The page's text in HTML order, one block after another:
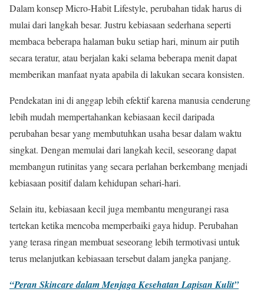
Dalam konsep Micro-Habit Lifestyle, perubahan tidak harus di
mulai dari langkah besar. Justru kebiasaan sederhana seperti
membaca beberapa halaman buku setiap hari, minum air putih
secara teratur, atau berjalan kaki selama beberapa menit dapat
memberikan manfaat nyata apabila di lakukan secara konsisten.
Pendekatan ini di anggap lebih efektif karena manusia cenderung
lebih mudah mempertahankan kebiasaan kecil daripada
perubahan besar yang membutuhkan usaha besar dalam waktu
singkat. Dengan memulai dari langkah kecil, seseorang dapat
membangun rutinitas yang secara perlahan berkembang menjadi
kebiasaan positif dalam kehidupan sehari-hari.
Selain itu, kebiasaan kecil juga membantu mengurangi rasa
tertekan ketika mencoba memperbaiki gaya hidup. Perubahan
yang terasa ringan membuat seseorang lebih termotivasi untuk
terus melanjutkan kebiasaan tersebut dalam jangka panjang.
“Peran Skincare dalam Menjaga Kesehatan Lapisan Kulit”